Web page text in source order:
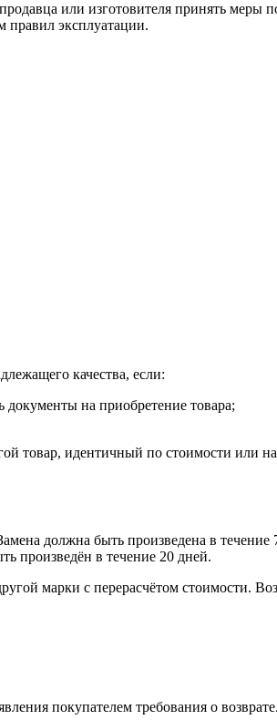
или изготовителя принять меры
правил эксплуатации.
качества, если:
документы на приобретение товара;
товар, идентичный по стоимости или
должна быть произведена в течение
произведён в течение 20 дней.
марки с перерасчётом стоимости.
покупателем требования о возврате.